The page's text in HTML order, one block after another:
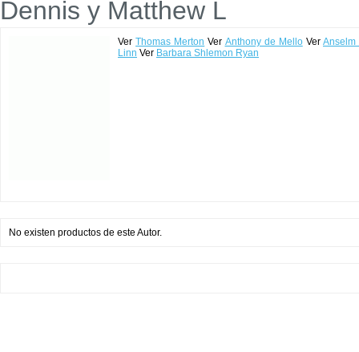
Dennis y Matthew L
VerThomas Merton Ver Anthony de MelloVer Anselm
Linn Ver Barbara Shlemon Ryan
No existen productos de este Autor.